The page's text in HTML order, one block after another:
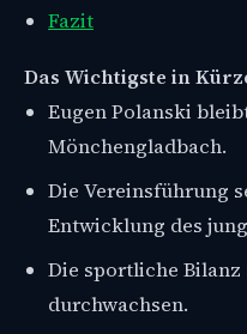
Fazit
Das Wichtigste in
Eugen Polanski
Mönchengladbach.
Die Vereinsführung
Entwicklung des
Die sportliche
durchwachsen.